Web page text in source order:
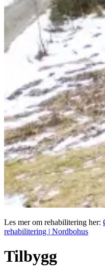
Les mer om rehabilitering her:
rehabilitering | Nordbohus
Tilbygg